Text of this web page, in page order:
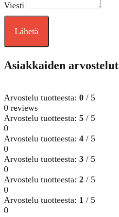
Viesti
Lähetä
Asiakkaiden arvostelut
Arvostelu tuotteesta: 0 / 5
0 reviews
Arvostelu tuotteesta: 5 / 5
0
Arvostelu tuotteesta: 4 / 5
0
Arvostelu tuotteesta: 3 / 5
0
Arvostelu tuotteesta: 2 / 5
0
Arvostelu tuotteesta: 1 / 5
0